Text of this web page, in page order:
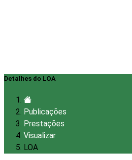
Detalhes do LOA
Publicações
Prestações
Visualizar
LOA